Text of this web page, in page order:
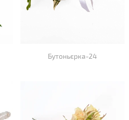
Бутоньєрка-24